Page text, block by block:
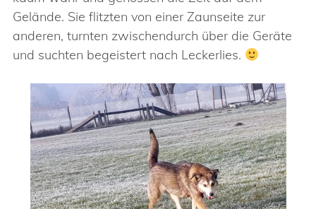
Gelände. Sie flitzten von einer Zaunseite zur
anderen, turnten zwischendurch über die Geräte
und suchten begeistert nach Leckerlies.